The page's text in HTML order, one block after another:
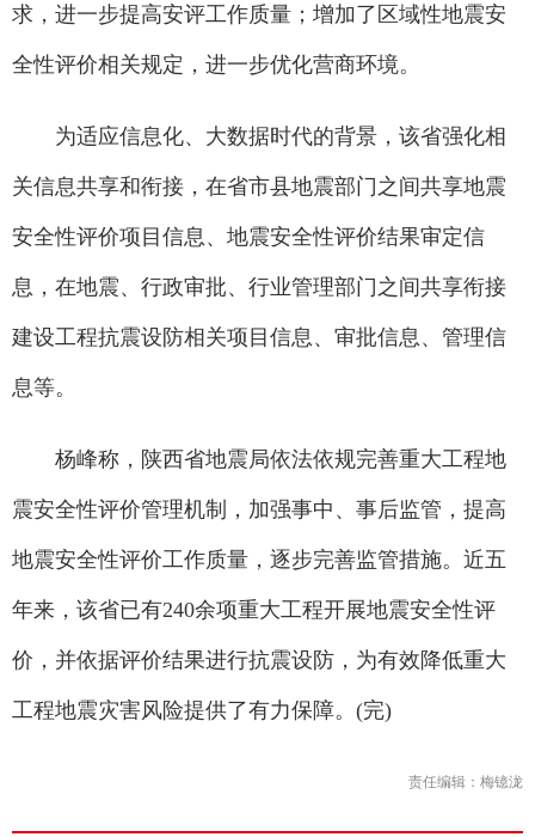
求，进一步提高安评工作质量；增加了区域性地震安
全性评价相关规定，进一步优化营商环境。
为适应信息化、大数据时代的背景，该省强化相
关信息共享和衔接，在省市县地震部门之间共享地震
安全性评价项目信息、地震安全性评价结果审定信
息，在地震、行政审批、行业管理部门之间共享衔接
建设工程抗震设防相关项目信息、审批信息、管理信
息等。
杨峰称，陕西省地震局依法依规完善重大工程地
震安全性评价管理机制，加强事中、事后监管，提高
地震安全性评价工作质量，逐步完善监管措施。近五
年来，该省已有240余项重大工程开展地震安全性评
价，并依据评价结果进行抗震设防，为有效降低重大
工程地震灾害风险提供了有力保障。(完)
责任编辑：梅镱泷